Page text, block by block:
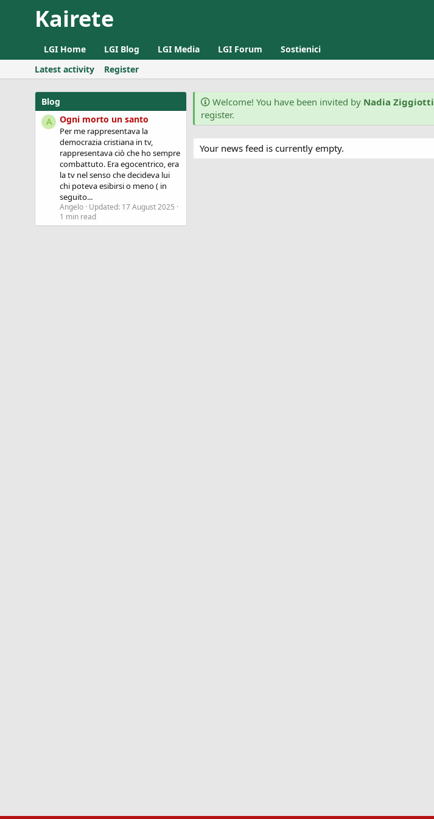
Kairete
LGI Home LGI Blog LGI Media LGI Forum Sostienici
Latest activity
Register
Blog
A Ogni morto un santo
Per me rappresentava la
democrazia cristiana in tv,
rappresentava ciò che ho sempre
combattuto. Era egocentrico, era
la tv nel senso che decideva lui
chi poteva esibirsi o meno ( in
seguito...
Angelo Updated: 17 August 2025
1 min read
Welcome! You have been invited by Nadia Ziggiotti
register.
Your news feed is currently empty.